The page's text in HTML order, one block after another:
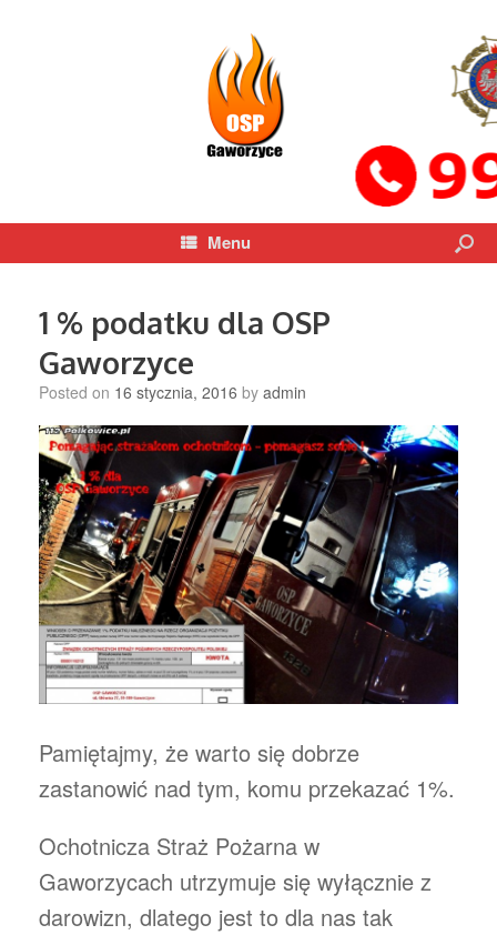
Menu
1 % podatku dla OSP
Gaworzyce
Posted on 16 stycznia, 2016 by admin
Pamiętajmy, że warto się dobrze
zastanowić nad tym, komu przekazać 1%.
Ochotnicza Straż Pożarna w
Gaworzycach utrzymuje się wyłącznie z
darowizn, dlatego jest to dla nas tak